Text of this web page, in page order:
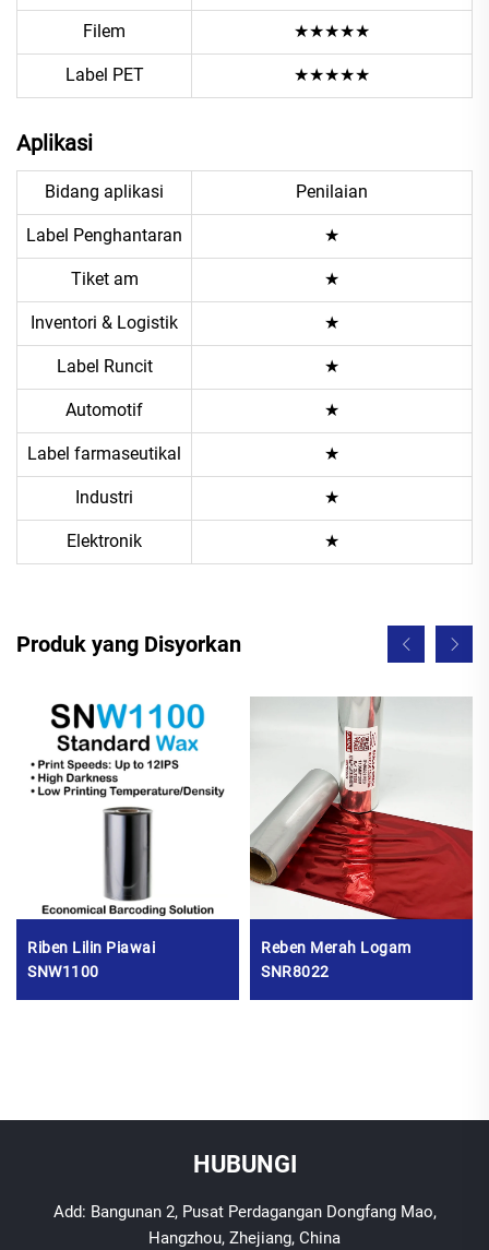
Filem ★★★★★
Label PET ★★★★★
Aplikasi
Bidang aplikasi Penilaian
Label Penghantaran ★
Tiket am ★
Inventori & Logistik ★
Label Runcit ★
Automotif ★
Label farmaseutikal ★
Industri ★
Elektronik ★
Produk yang Disyorkan
Riben Lilin Piawai
SNW1100
Reben Merah Logam
SNR8022
HUBUNGI
Add: Bangunan 2, Pusat Perdagangan Dongfang Mao,
Hangzhou, Zhejiang, China